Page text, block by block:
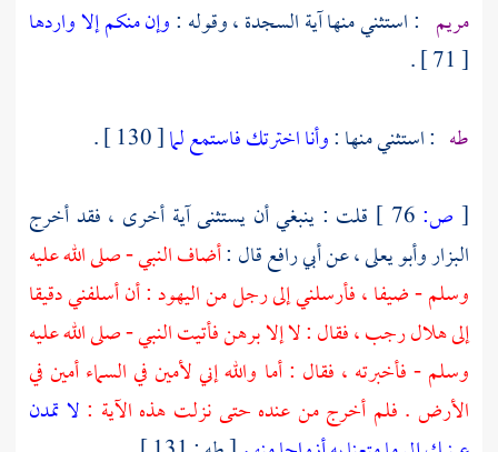
مريم : استثني منها آية السجدة ، وقوله :وإن منكم إلا واردها
[ 71 ] .
طه : استثني منها :وأنا اخترتك فاستمع لما[ 130 ] .
[ ص:
قلت : ينبغي أن يستثنى آية أخرى ، فقد أخرج
البزاروأبو يعلى ،عنأبي رافعقال :أضاف النبي - صلى الله عليه
وسلم - ضيفا ، فأرسلني إلى رجل مناليهود: أن أسلفني دقيقا
إلى هلال رجب ، فقال : لا إلا برهن فأتيت النبي - صلى الله عليه
وسلم - فأخبرته ، فقال : أما والله إني لأمين في السماء أمين في
الأرض . فلم أخرج من عنده حتى نزلت هذه الآية : لا تمدن